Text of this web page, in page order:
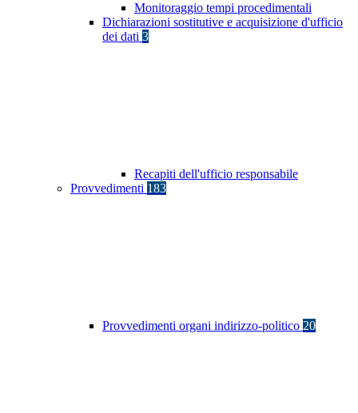
Monitoraggio tempi procedimentali
Dichiarazioni sostitutive e acquisizione d'ufficio
dei dati 3
Recapiti dell'ufficio responsabile
Provvedimenti 183
Provvedimenti organi indirizzo-politico 20